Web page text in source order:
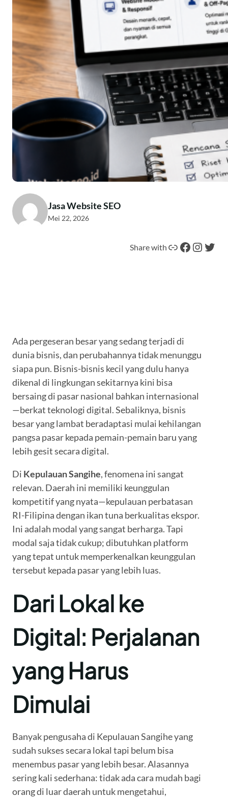
Jasa Website SEO
Mei 22, 2026
Share with Tautan Facebook Instagram Twitter
Ada pergeseran besar yang sedang terjadi di
dunia bisnis, dan perubahannya tidak menunggu
siapa pun. Bisnis-bisnis kecil yang dulu hanya
dikenal di lingkungan sekitarnya kini bisa
bersaing di pasar nasional bahkan internasional
—berkat teknologi digital. Sebaliknya, bisnis
besar yang lambat beradaptasi mulai kehilangan
pangsa pasar kepada pemain-pemain baru yang
lebih gesit secara digital.
Di Kepulauan Sangihe, fenomena ini sangat
relevan. Daerah ini memiliki keunggulan
kompetitif yang nyata—kepulauan perbatasan
RI-Filipina dengan ikan tuna berkualitas ekspor.
Ini adalah modal yang sangat berharga. Tapi
modal saja tidak cukup; dibutuhkan platform
yang tepat untuk memperkenalkan keunggulan
tersebut kepada pasar yang lebih luas.
Dari Lokal ke
Digital: Perjalanan
yang Harus
Dimulai
Banyak pengusaha di Kepulauan Sangihe yang
sudah sukses secara lokal tapi belum bisa
menembus pasar yang lebih besar. Alasannya
sering kali sederhana: tidak ada cara mudah bagi
orang di luar daerah untuk mengetahui,